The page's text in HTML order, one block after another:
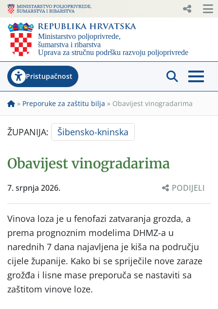
Pristupačnost
» Preporuke za zaštitu bilja » Obavijest vinogradarima
ŽUPANIJA: Šibensko-kninska
Obavijest vinogradarima
7. srpnja 2026. PODIJELI
Vinova loza je u fenofazi zatvaranja grozda, a
prema prognoznim modelima DHMZ-a u
narednih 7 dana najavljena je kiša na području
cijele županije. Kako bi se spriječile nove zaraze
grožđa i lisne mase preporuča se nastaviti sa
zaštitom vinove loze.